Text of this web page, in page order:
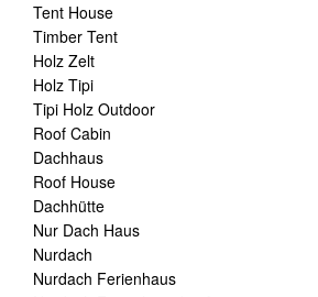
Tent House
Timber Tent
Holz Zelt
Holz Tipi
Tipi Holz Outdoor
Roof Cabin
Dachhaus
Roof House
Dachhütte
Nur Dach Haus
Nurdach
Nurdach Ferienhaus